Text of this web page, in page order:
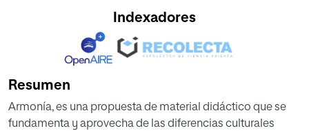
Indexadores
Resumen
Armonía, es una propuesta de material didáctico que se
fundamenta y aprovecha de las diferencias culturales